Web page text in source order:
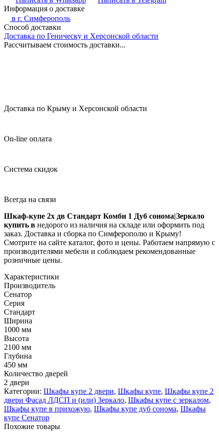
Информация о доставке
в г. Симферополь
Способ доставки
Доставка по Геническу и Херсонской области
Рассчитываем стоимость доставки...
Доставка по Крыму и Херсонской области
On-line оплата
Система скидок
Всегда на связи
Шкаф-купе 2х дв Стандарт Комби 1 Дуб сонома|Зеркало
купить в недорого из наличия на складе или оформить под
заказ. Доставка и сборка по Симферополю и Крыму!
Смотрите на сайте каталог, фото и цены. Работаем напрямую с
производителями мебели и соблюдаем рекомендованные
розничные цены.
Характеристики
Производитель
Сенатор
Серия
Стандарт
Ширина
1000 мм
Высота
2100 мм
Глубина
450 мм
Количество дверей
2 двери
Категории: Шкафы купе 2 двери, Шкафы купе, Шкафы купе 2
двери Фасад ЛДСП и (или) Зеркало, Шкафы купе с зеркалом,
Шкафы купе в прихожую, Шкафы купе дуб сонома, Шкафы
купе Сенатор
Похожие товары